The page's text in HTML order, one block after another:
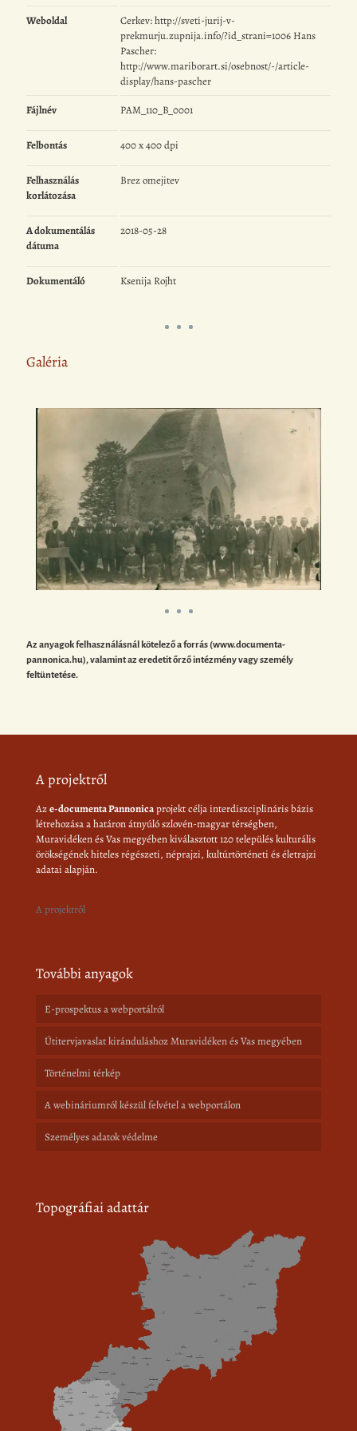
Weboldal
Cerkev: http://sveti-jurij-v-
prekmurju.zupnija.info/?id_strani=1006 Hans
Pascher:
http://www.mariborart.si/osebnost/-/article-
display/hans-pascher
Fájlnév PAM_110_B_0001
Felbontás 400 x 400 dpi
Felhasználás
korlátozása
Brez omejitev
A dokumentálás
dátuma
2018-05-28
Dokumentáló Ksenija Rojht
Galéria
Az anyagok felhasználásnál kötelező a forrás (www.documenta-
pannonica.hu), valamint az eredetit őrző intézmény vagy személy
feltüntetése.
A projektről
Aze-documenta Pannonicaprojekt célja interdiszciplináris bázis
létrehozása a határon átnyúló szlovén-magyar térségben,
Muravidéken és Vas megyében kiválasztott 120 település kulturális
örökségének hiteles régészeti, néprajzi, kultúrtörténeti és életrajzi
adatai alapján.
A projektről
További anyagok
E-prospektus a webportálról
Útitervjavaslat kiránduláshoz Muravidéken és Vas megyében
Történelmi térkép
A webináriumról készül felvétel a webportálon
Személyes adatok védelme
Topográfiai adattár